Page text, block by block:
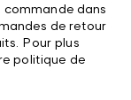
commande dans
de retour
Pour plus
politique de